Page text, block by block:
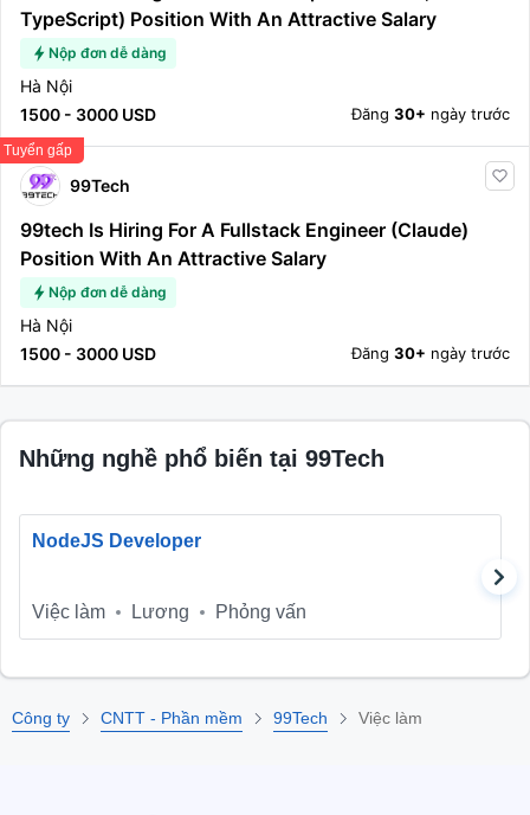
TypeScript) Position With An Attractive Salary
Nộp đơn dễ dàng
Hà Nội
1500 - 3000 USD
Đăng 30+ ngày trước
Tuyển gấp
99Tech
99tech Is Hiring For A Fullstack Engineer (Claude)
Position With An Attractive Salary
Nộp đơn dễ dàng
Hà Nội
1500 - 3000 USD
Đăng 30+ ngày trước
Những nghề phổ biến tại 99Tech
NodeJS Developer
Việc làm Lương Phỏng vấn
Công ty CNTT - Phần mềm 99Tech Việc làm